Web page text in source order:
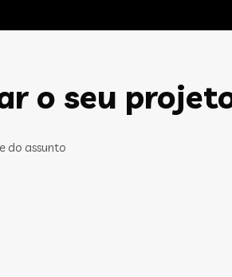
o seu
do assunto